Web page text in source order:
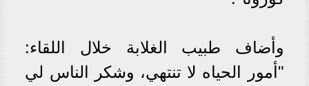
وأضاف طبيب الغلابة خلال اللقاء:
"أمور الحياه لا تنتهي، وشكر الناس لي